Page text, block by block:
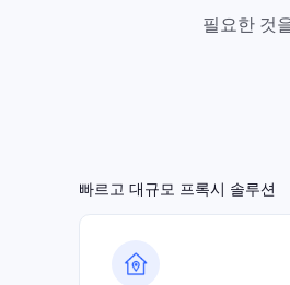
필요한 것
빠르고 대규모 프록시 솔루션